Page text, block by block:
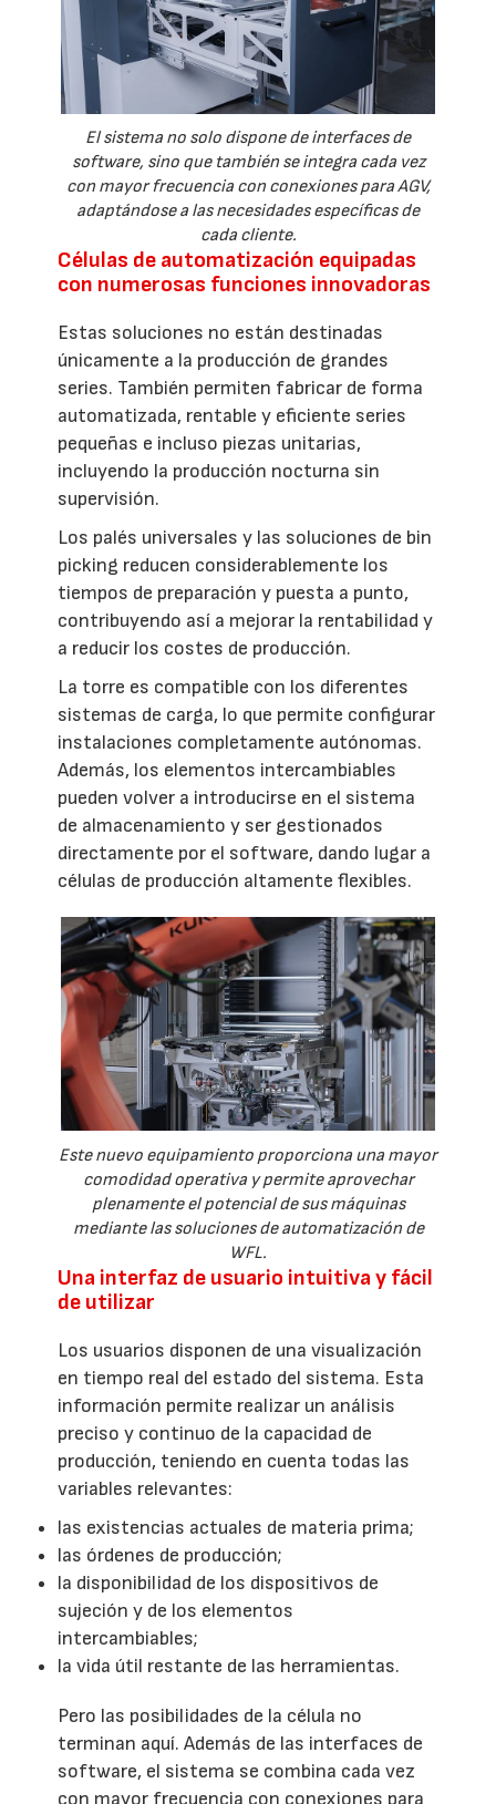
El sistema no solo dispone de interfaces de
software, sino que también se integra cada vez
con mayor frecuencia con conexiones para AGV,
adaptándose a las necesidades específicas de
cada cliente.
Células de automatización equipadas
con numerosas funciones innovadoras
Estas soluciones no están destinadas
únicamente a la producción de grandes
series. También permiten fabricar de forma
automatizada, rentable y eficiente series
pequeñas e incluso piezas unitarias,
incluyendo la producción nocturna sin
supervisión.
Los palés universales y las soluciones de bin
picking reducen considerablemente los
tiempos de preparación y puesta a punto,
contribuyendo así a mejorar la rentabilidad y
a reducir los costes de producción.
La torre es compatible con los diferentes
sistemas de carga, lo que permite configurar
instalaciones completamente autónomas.
Además, los elementos intercambiables
pueden volver a introducirse en el sistema
de almacenamiento y ser gestionados
directamente por el software, dando lugar a
células de producción altamente flexibles.
Este nuevo equipamiento proporciona una mayor
comodidad operativa y permite aprovechar
plenamente el potencial de sus máquinas
mediante las soluciones de automatización de
WFL.
Una interfaz de usuario intuitiva y fácil
de utilizar
Los usuarios disponen de una visualización
en tiempo real del estado del sistema. Esta
información permite realizar un análisis
preciso y continuo de la capacidad de
producción, teniendo en cuenta todas las
variables relevantes:
las existencias actuales de materia prima;
las órdenes de producción;
la disponibilidad de los dispositivos de
sujeción y de los elementos
intercambiables;
la vida útil restante de las herramientas.
Pero las posibilidades de la célula no
terminan aquí. Además de las interfaces de
software, el sistema se combina cada vez
con mayor frecuencia con conexiones para